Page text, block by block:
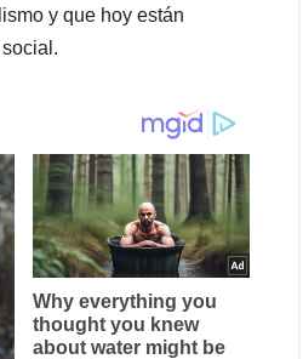
y que hoy están